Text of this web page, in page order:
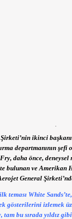
ikinci
departmanının
daha önce,
bulunan ve Amerikan
General
teması White
gösterilerini izlemek
tam bu sırada yıldız